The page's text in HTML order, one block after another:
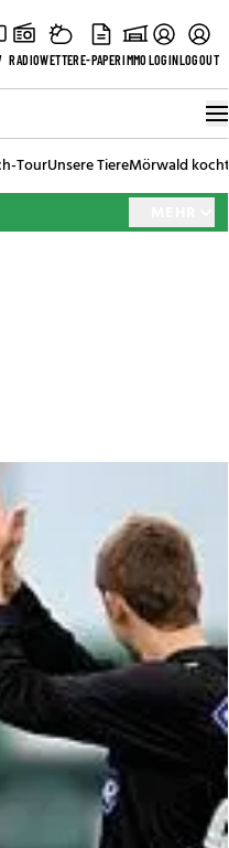
RADIOWETTERE-PAPERIMMOLOGINLOGOUT
TourUnsere TiereMörwald kocht